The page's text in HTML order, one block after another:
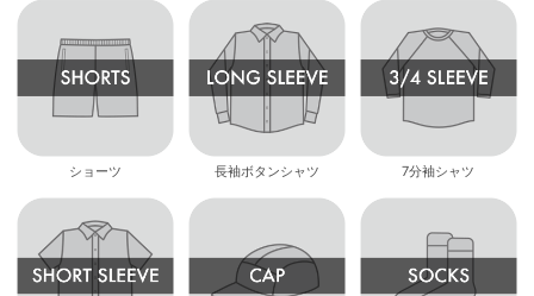
ショーツ 長袖ボタンシャツ 7分袖シャツ